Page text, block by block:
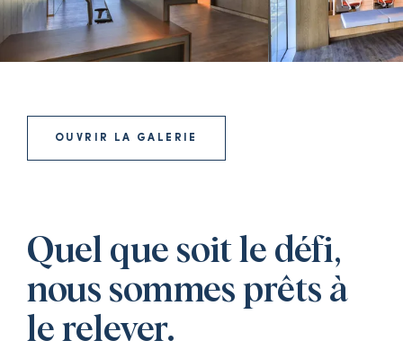
OUVRIR LA GALERIE
Quel que soit le défi,
nous sommes prêts à
le relever.